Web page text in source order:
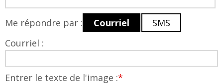
Me répondre par : Courriel
SMS
Courriel :
Entrer le texte de l'image :*